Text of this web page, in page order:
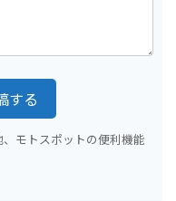
する
モトスポットの便利機能